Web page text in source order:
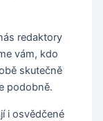
redaktory
vám, kdo
skutečně
podobně.
i osvědčené